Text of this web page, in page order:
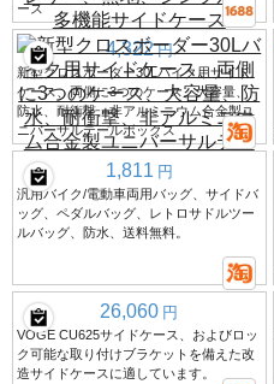
ース
4,322 円
新型クロスボーダー30Lバイク用サイド
ケース、両側に3つのケース、大容量、
防水、耐衝撃、非アルミニウム合金製ユ
ニバーサルテールボックス
1,811 円
汎用バイク/電動車両用バッグ、サイドバ
ッグ、ペダルバッグ、レトロサドルツー
ルバッグ、防水、送料無料。
26,060 円
VOGE CU625サイドケース、およびロッ
ク可能な取り付けブラケットを備えた改
造サイドケースに適しています。